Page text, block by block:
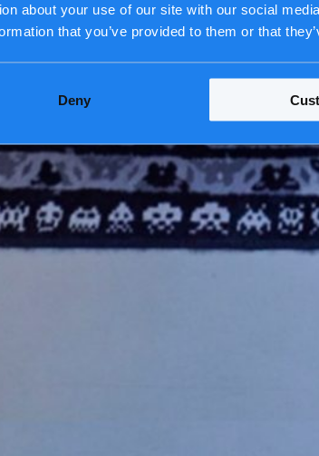
about your use of our site with our social
that you’ve provided to them or that
Deny